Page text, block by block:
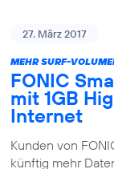
27. März 2017
MEHR SURF-
FONIC
mit 1GB
Internet
Kunden von
künftig mehr